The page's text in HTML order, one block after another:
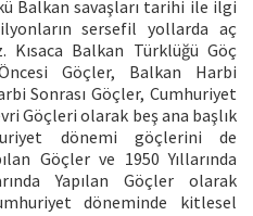
Balkan savaşları tarihi ile ilgi
sersefil yollarda aç
Balkan Türklüğü Göç
Göçler, Balkan Harbi
Sonrası Göçler, Cumhuriyet
Göçleri olarak beş ana başlık
dönemi göçlerini de
Göçler ve 1950 Yıllarında
Yapılan Göçler olarak
döneminde kitlesel